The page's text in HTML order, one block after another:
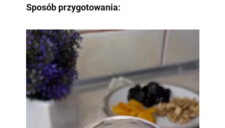
Sposób przygotowania: